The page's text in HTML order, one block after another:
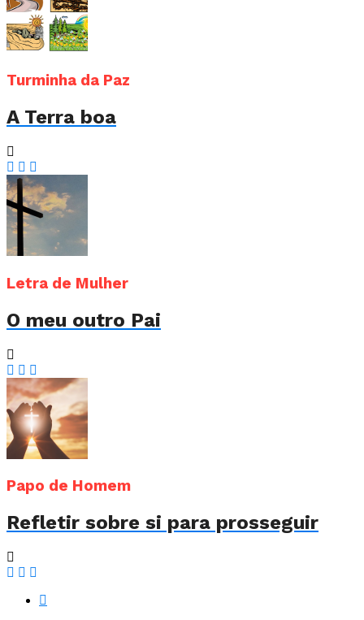
Turminha da Paz
A Terra boa
Letra de Mulher
O meu outro Pai
Papo de Homem
Refletir sobre si para prosseguir